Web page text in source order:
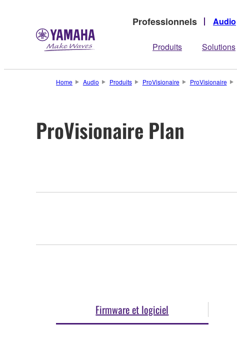
Professionnels Audio
Produits Solutions
Home Audio Produits ProVisionaire ProVisionaire
ProVisionaire Plan
Firmware et logiciel